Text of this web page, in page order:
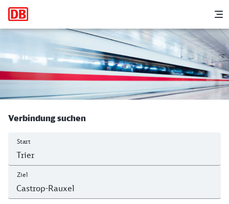
Hauptnavigation
Trier Hbf - Castrop-Rauxel Hbf
Verbindung suchen
Start
Ziel